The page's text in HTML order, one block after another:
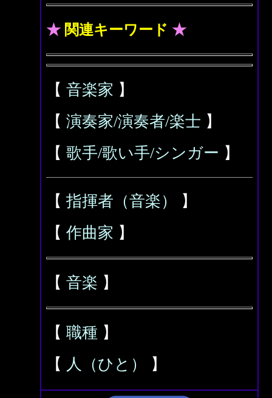
★ 関連キーワード ★
【 音楽家 】
【 演奏家/演奏者/楽士 】
【 歌手/歌い手/シンガー 】
【 指揮者（音楽）
】
【 作曲家 】
【 音楽 】
【 職種 】
【 人（ひと） 】